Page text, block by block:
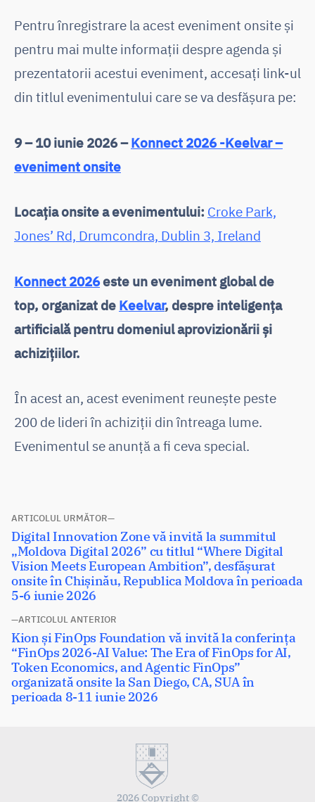
Pentru înregistrare la acest eveniment onsite și
pentru mai multe informații despre agenda și
prezentatorii acestui eveniment, accesați link-ul
din titlul evenimentului care se va desfășura pe:
9 – 10 iunie 2026 –Konnect 2026 -Keelvar –
eveniment onsite
Locația onsite a evenimentului: Croke Park,
Jones’ Rd, Drumcondra, Dublin 3, Ireland
Konnect 2026este un eveniment global de
top, organizat de Keelvar, despre inteligența
artificială pentru domeniul aprovizionării și
achizițiilor.
În acest an, acest eveniment reunește peste
200 de lideri în achiziții din întreaga lume.
Evenimentul se anunță a fi ceva special.
Navigare
în
articole
ARTICOLUL ANTERIOR
Articolul
anterior:
Kion și FinOps Foundation vă invită la conferința
“FinOps 2026-AI Value: The Era of FinOps for AI,
Token Economics, and Agentic FinOps”
organizată onsite la San Diego, CA, SUA în
perioada 8-11 iunie 2026
ARTICOLUL URMĂTOR
Articolul
următor:
Digital Innovation Zone vă invită la summitul
„Moldova Digital 2026” cu titlul “Where Digital
Vision Meets European Ambition”, desfășurat
onsite în Chișinău, Republica Moldova în perioada
5-6 iunie 2026
2026 Copyright ©